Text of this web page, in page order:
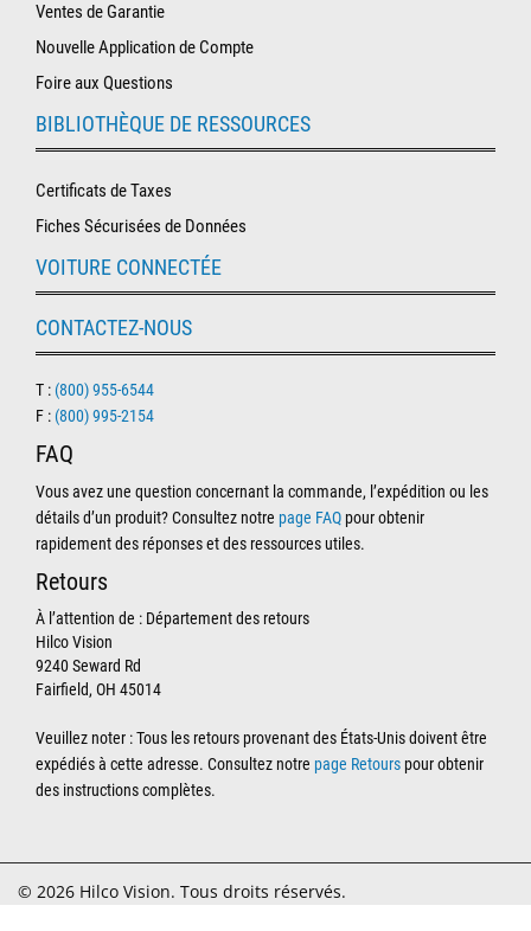
Ventes de Garantie
Nouvelle Application de Compte
Foire aux Questions
BIBLIOTHÈQUE DE RESSOURCES
Certificats de Taxes
Fiches Sécurisées de Données
VOITURE CONNECTÉE
CONTACTEZ-NOUS
T : (800) 955-6544
F : (800) 995-2154
FAQ
Vous avez une question concernant la commande, l’expédition ou les
détails d’un produit? Consultez notre page FAQ pour obtenir
rapidement des réponses et des ressources utiles.
Retours
À l’attention de : Département des retours
Hilco Vision
9240 Seward Rd
Fairfield, OH 45014
Veuillez noter : Tous les retours provenant des États-Unis doivent être
expédiés à cette adresse. Consultez notre page Retours pour obtenir
des instructions complètes.
© 2026 Hilco Vision. Tous droits réservés.